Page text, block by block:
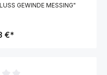
GEWINDE MESSING"
€*